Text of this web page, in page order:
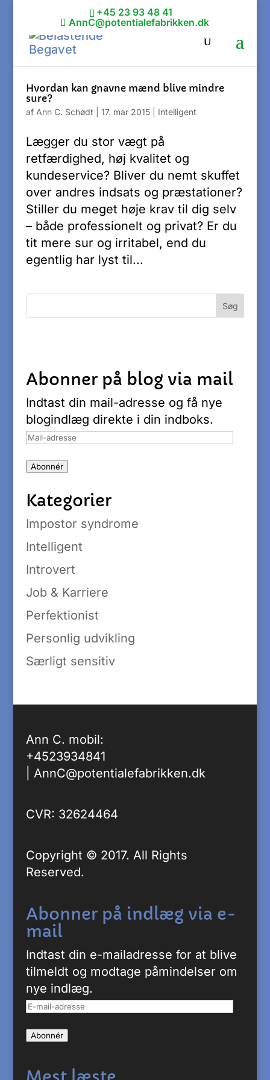
+45 23 93 48 41
AnnC@potentialefabrikken.dk
Hvordan kan gnavne mænd blive mindre
sure?
af Ann C. Schødt 17. mar 2015| Intelligent
Lægger du stor vægt på
retfærdighed, høj kvalitet og
kundeservice? Bliver du nemt skuffet
over andres indsats og præstationer?
Stiller du meget høje krav til dig selv
– både professionelt og privat? Er du
tit mere sur og irritabel, end du
egentlig har lyst til...
Abonner på blog via mail
Indtast din mail-adresse og få nye
blogindlæg direkte i din indboks.
Mail-
Abonnér
Kategorier
Impostor syndrome
Intelligent
Introvert
Job & Karriere
Perfektionist
Personlig udvikling
Særligt sensitiv
Ann C. mobil:
+4523934841
AnnC@potentialefabrikken.dk
CVR: 32624464
Copyright © 2017. All Rights
Reserved.
Abonner på indlæg via e-
mail
Indtast din e-mailadresse for at blive
tilmeldt og modtage påmindelser om
nye indlæg.
E-
adresse
Abonnér